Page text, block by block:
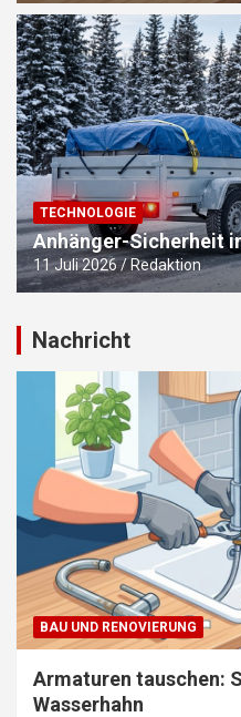
TECHNOLOGIE
Anhänger-Sicherheit
11 Juli 2026 Redaktion
Nachricht
BAU UND RENOVIERUNG
Armaturen tauschen:
Wasserhahn